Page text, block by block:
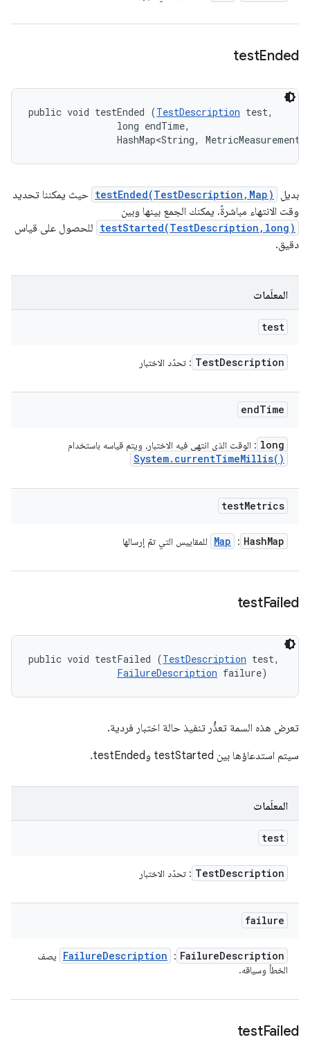
testEnded
public void testEnded (TestDescription test,
                long endTime,
HashMap<String,
بديل testEnded(TestDescription,Map) حيث يمكننا تحديد
وقت الانتهاء مباشرةً. يمكنك الجمع بينها وبين
testStarted(TestDescription,long) للحصول على قياس
دقيق.
المعلَمات
test
TestDescription : تحدّد الاختبار
endTime
long : الوقت الذي انتهى فيه الاختبار، ويتم قياسه باستخدام
System. currentTimeMillis( )
testMetrics
HashMap
:
Map للمقاييس التي تمّ إرسالها
testFailed
public void testFailed (TestDescription test,
FailureDescription failure)
تعرض هذه السمة تعذُّر تنفيذ حالة اختبار فردية.
سيتم استدعاؤها بين testStarted وtestEnded.
المعلَمات
test
TestDescription : تحدّد الاختبار
failure
FailureDescription
:
FailureDescription
يصف
الخطأ وسياقه.
testFailed